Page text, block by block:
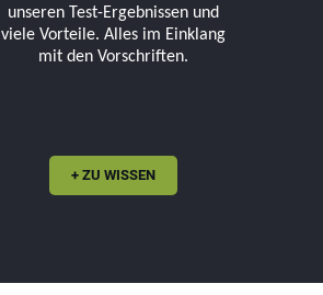
unseren Test-Ergebnissen und
viele Vorteile. Alles im Einklang
mit den Vorschriften.
+ ZU WISSEN